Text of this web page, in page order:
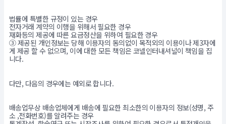
법률에 특별한 규정이 있는 경우
전자거래 계약의 이행을 위해서 필요한 경우
재화등의 제공에 따른 요금정산을 위하여 필요한 경우
③ 제공된 개인정보는 당해 이용자의 동의없이 목적외의 이용이나 제3자에
게 제공 할 수 없으며, 이에 대한 모든 책임은 코넬인터내셔널이 책임을 집
니다.
다만, 다음의 경우에는 예외로 합니다.
배송업무상 배송업체에게 배송에 필요한 최소한의 이용자의 정보(성명, 주
소 ,전화번호)를 알려주는 경우